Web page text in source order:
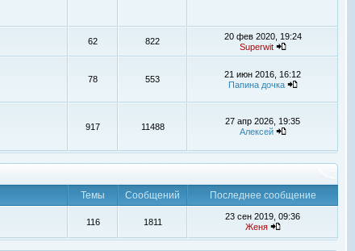
62 822
20 фев 2020, 19:24
Superwit
78 553
21 июн 2016, 16:12
Папина дочка
917 11488
27 апр 2026, 19:35
Алексей
Темы Сообщений
Последнее сообщение
116 1811
23 сен 2019, 09:36
Женя